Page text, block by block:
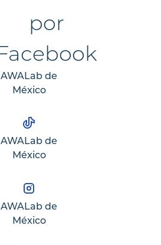
AWALab de
México
AWALab de
México
AWALab de
México